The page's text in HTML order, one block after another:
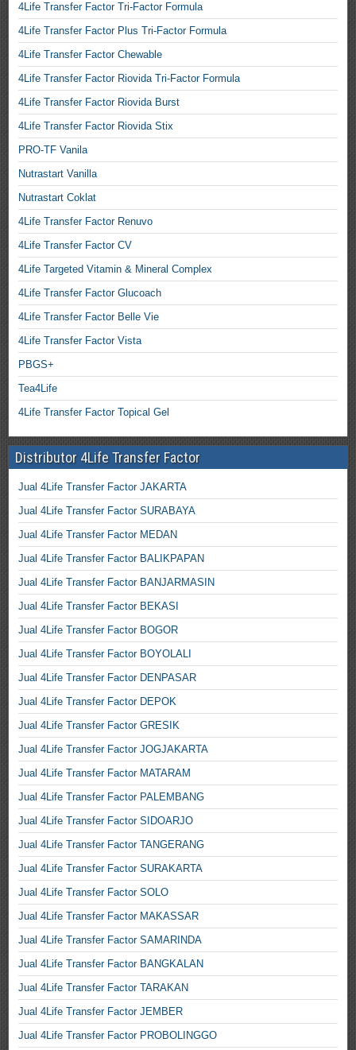
4Life Transfer Factor Tri-Factor Formula
4Life Transfer Factor Plus Tri-Factor Formula
4Life Transfer Factor Chewable
4Life Transfer Factor Riovida Tri-Factor Formula
4Life Transfer Factor Riovida Burst
4Life Transfer Factor Riovida Stix
PRO-TF Vanila
Nutrastart Vanilla
Nutrastart Coklat
4Life Transfer Factor Renuvo
4Life Transfer Factor CV
4Life Targeted Vitamin & Mineral Complex
4Life Transfer Factor Glucoach
4Life Transfer Factor Belle Vie
4Life Transfer Factor Vista
PBGS+
Tea4Life
4Life Transfer Factor Topical Gel
Distributor 4Life Transfer Factor
Jual 4Life Transfer Factor JAKARTA
Jual 4Life Transfer Factor SURABAYA
Jual 4Life Transfer Factor MEDAN
Jual 4Life Transfer Factor BALIKPAPAN
Jual 4Life Transfer Factor BANJARMASIN
Jual 4Life Transfer Factor BEKASI
Jual 4Life Transfer Factor BOGOR
Jual 4Life Transfer Factor BOYOLALI
Jual 4Life Transfer Factor DENPASAR
Jual 4Life Transfer Factor DEPOK
Jual 4Life Transfer Factor GRESIK
Jual 4Life Transfer Factor JOGJAKARTA
Jual 4Life Transfer Factor MATARAM
Jual 4Life Transfer Factor PALEMBANG
Jual 4Life Transfer Factor SIDOARJO
Jual 4Life Transfer Factor TANGERANG
Jual 4Life Transfer Factor SURAKARTA
Jual 4Life Transfer Factor SOLO
Jual 4Life Transfer Factor MAKASSAR
Jual 4Life Transfer Factor SAMARINDA
Jual 4Life Transfer Factor BANGKALAN
Jual 4Life Transfer Factor TARAKAN
Jual 4Life Transfer Factor JEMBER
Jual 4Life Transfer Factor PROBOLINGGO